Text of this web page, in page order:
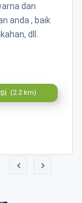
dan
anda , baik
dll.
(2.2 km)